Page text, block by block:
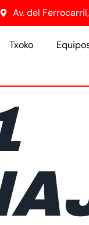
Av. del
Txoko